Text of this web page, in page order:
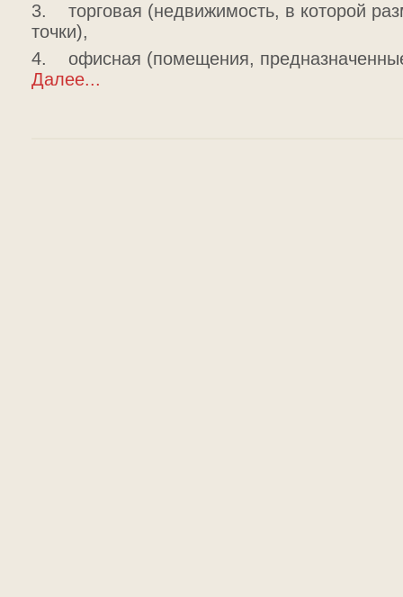
3. торговая (недвижимость, в которой
точки),
4. офисная (помещения,
Далее...